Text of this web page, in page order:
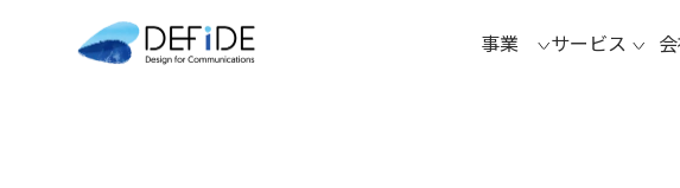
事業 サービス